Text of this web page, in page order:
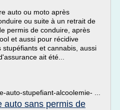
auto ou moto après
ou suite à un retrait de
permis de conduire, après
et aussi pour récidive
et cannabis, aussi
ait été...
auto-stupefiant-alcoolemie- ...
auto sans permis de